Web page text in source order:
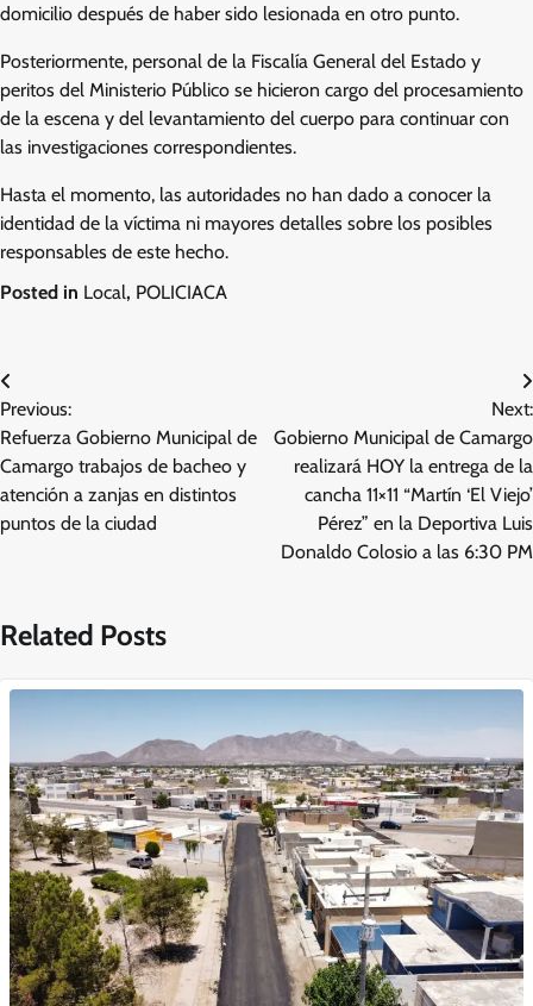
domicilio después de haber sido lesionada en otro punto.
Posteriormente, personal de la Fiscalía General del Estado y
peritos del Ministerio Público se hicieron cargo del procesamiento
de la escena y del levantamiento del cuerpo para continuar con
las investigaciones correspondientes.
Hasta el momento, las autoridades no han dado a conocer la
identidad de la víctima ni mayores detalles sobre los posibles
responsables de este hecho.
Posted in Local, POLICIACA
Navegación
de
entradas
Previous:
Refuerza Gobierno Municipal de
Camargo trabajos de bacheo y
atención a zanjas en distintos
puntos de la ciudad
Next:
Gobierno Municipal de Camargo
realizará HOY la entrega de la
cancha 11×11 “Martín ‘El Viejo’
Pérez” en la Deportiva Luis
Donaldo Colosio a las 6:30 PM
Related Posts